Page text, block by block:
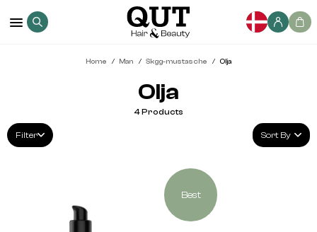
Home Man Skgg-mustasche Olja
Olja
Filter
4Products
Sort By
Best